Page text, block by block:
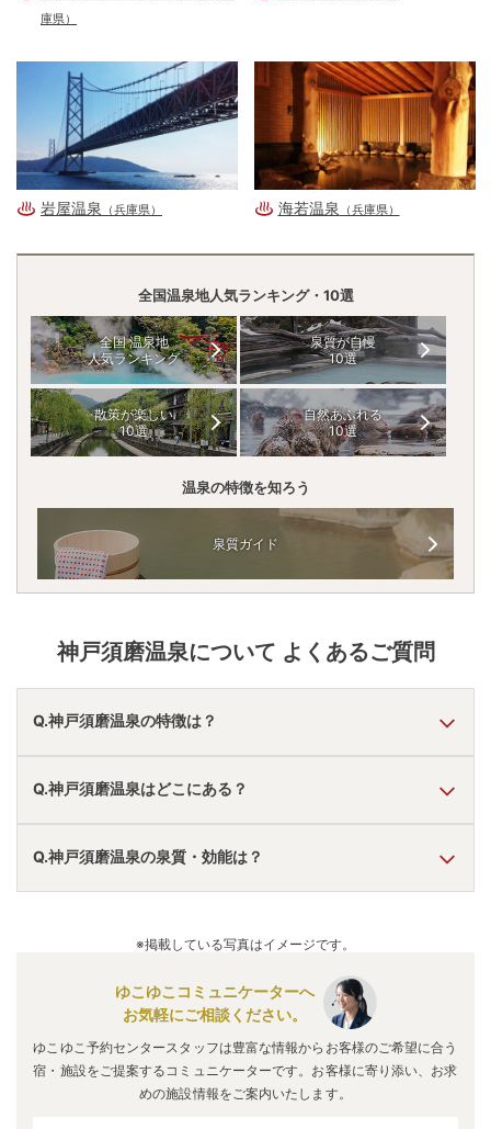
庫県）
岩屋温泉 （兵庫県） 海若温泉 （兵庫県）
全国温泉地人気ランキング・10選
全国 温泉地
人気ランキング
泉質が自慢
10選
散策が楽しい
10選
自然あふれる
10選
温泉の特徴を知ろう
泉質ガイド
神戸須磨温泉について よくあるご質問
Q.神戸須磨温泉の特徴は？
A. 温泉・お湯の特徴は さらさら
「静か・落ち着いた」「アクセスが便利」「近くに観光地
Q.神戸須磨温泉はどこにある？
A. 神戸須磨温泉 は、兵庫県神戸市須磨区須磨寺町
す。
車でお越しの方は、月見山ICから車で約5分。
Q.神戸須磨温泉の泉質・効能は？
などと言われています。
※掲載している写真はイメージです。
ゆこゆこコミュニケーターへ
お気軽にご相談ください。
ゆこゆこ予約センタースタッフは豊富な情報からお客様のご希望に合う
宿・施設をご提案するコミュニケーターです。お客様に寄り添い、お求
めの施設情報をご案内いたします。